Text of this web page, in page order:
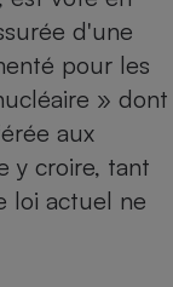
d'une
pour les
» dont
aux
y croire, tant
loi actuel ne
Mutuelle
auto
robot cuiseur
centrale
-
son
d'entretien
domestique
de votre